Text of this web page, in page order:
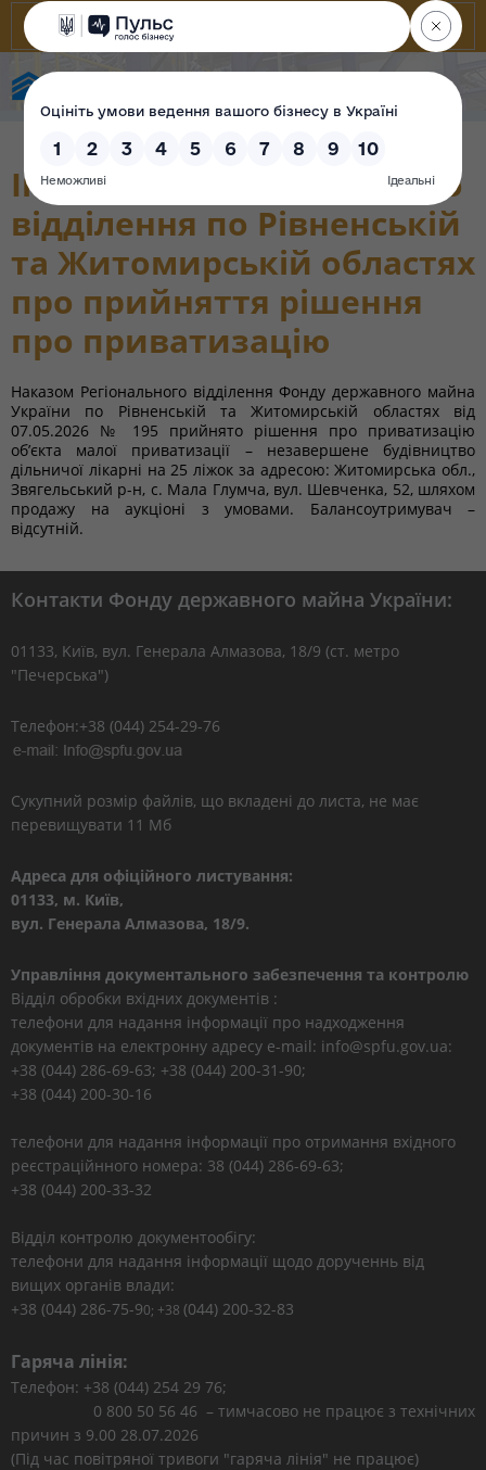
Інформація Регіонального
відділення по Рівненській
та Житомирській областях
про прийняття рішення
про приватизацію
Наказом Регіонального відділення Фонду державного майна
України по Рівненській та Житомирській областях від
07.05.2026 № 195 прийнято рішення про приватизацію
об’єкта малої приватизації – незавершене будівництво
дільничої лікарні на 25 ліжок за адресою: Житомирська обл.,
Звягельський р-н, с. Мала Глумча, вул. Шевченка, 52, шляхом
продажу на аукціоні з умовами. Балансоутримувач –
відсутній.
Контакти Фонду державного майна України:
01133, Kиїв, вул. Генерала Алмазова, 18/9 (ст. метро
"Печерська")
Телефон:+38 (044) 254-29-76
Сукупний розмір файлів, що вкладені до листа, не має
перевищувати 11 Мб
Адреса для офіційного листування:
01133, м. Київ,
вул. Генерала Алмазова, 18/9.
Управління документального забезпечення та контролю
Відділ обробки вхідних документів :
телефони для надання інформації про надходження
документів на електронну адресу e-mail: info@spfu.gov.ua:
+38 (044) 286-69-63; +38 (044) 200-31-90;
+38 (044) 200-30-16
телефони для надання інформації про отримання вхідного
реєстраційнного номера: 38 (044) 286-69-63;
+38 (044) 200-33-32
Відділ контролю документообігу:
телефони для надання інформації щодо дорученнь від
вищих органів влади:
+38 (044) 286-75-90; +38 (044) 200-32-83
Гаряча лінія:
Телефон: +38 (044) 254 29 76;
0 800 50 56 46 – тимчасово не працює з технічних
причин з 9.00 28.07.2026
(Під час повітряної тривоги "гаряча лінія" не працює)